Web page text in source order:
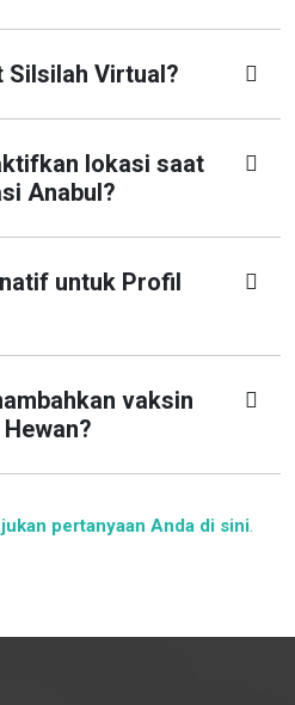
Silsilah Virtual?
lokasi saat
Anabul?
untuk Profil
vaksin
pertanyaan Anda di sini.